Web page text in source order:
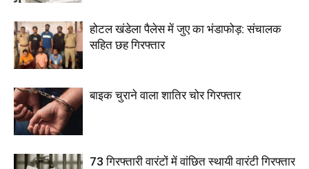
होटल खंडेला पैलेस में जुए का भंडाफोड़: संचालक
सहित छह गिरफ्तार
बाइक चुराने वाला शातिर चोर गिरफ्तार
73 गिरफ्तारी वारंटों में वांछित स्थायी वारंटी गिरफ्तार